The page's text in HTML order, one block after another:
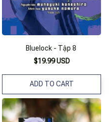
Bluelock - Tập 8
$19.99 USD
ADD TO CART